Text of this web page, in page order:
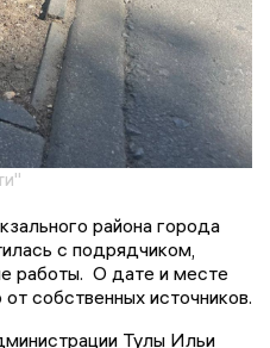
района города
с подрядчиком,
работы. О дате и месте
собственных источников.
Тулы Ильи